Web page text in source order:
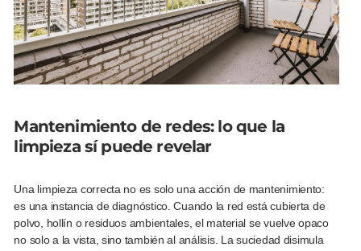
Mantenimiento de redes: lo que la
limpieza sí puede revelar
Una limpieza correcta no es solo una acción de mantenimiento:
es una instancia de diagnóstico. Cuando la red está cubierta de
polvo, hollín o residuos ambientales, el material se vuelve opaco
no solo a la vista, sino también al análisis. La suciedad disimula